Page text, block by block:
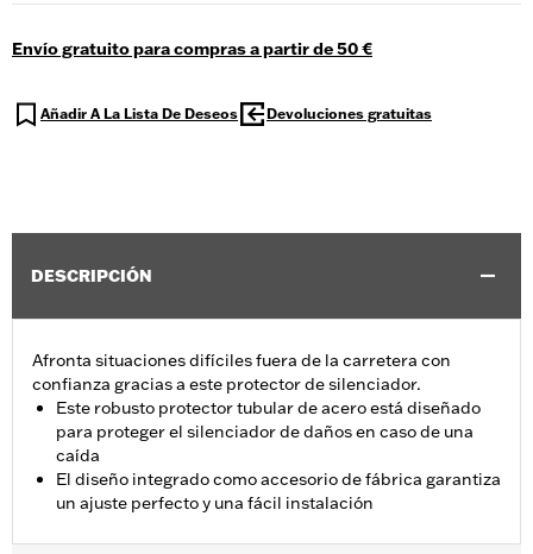
Envío gratuito para compras a partir de 50 €
Añadir A La Lista De Deseos Devoluciones gratuitas
DESCRIPCIÓN
Afronta situaciones difíciles fuera de la carretera con
confianza gracias a este protector de silenciador.
Este robusto protector tubular de acero está diseñado
para proteger el silenciador de daños en caso de una
caída
El diseño integrado como accesorio de fábrica garantiza
un ajuste perfecto y una fácil instalación